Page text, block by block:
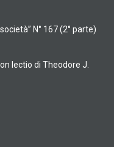
N° 167 (2° parte)
lectio di Theodore J.